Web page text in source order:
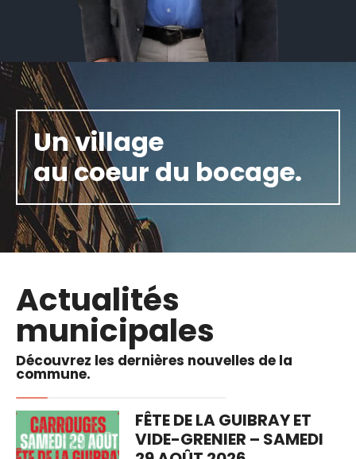
Un village
au coeur du bocage.
Actualités
municipales
Découvrez les dernières nouvelles de la
commune.
FÊTE DE LA GUIBRAY ET
VIDE-GRENIER – SAMEDI